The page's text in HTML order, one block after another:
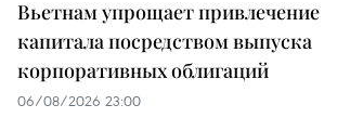
Вьетнам упрощает привлечение
капитала посредством выпуска
корпоративных облигаций
06/08/2026 23:00